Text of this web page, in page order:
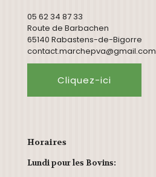
05 62 34 87 33
Route de Barbachen
65140 Rabastens-de-Bigorre
contact.marchepva@gmail.com
Cliquez-ici
Horaires
Lundi pour les Bovins: